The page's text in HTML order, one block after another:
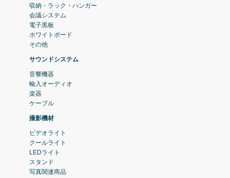
収納・ラック・ハンガー
会議システム
電子黒板
ホワイトボード
その他
サウンドシステム
音響機器
輸入オーディオ
楽器
ケーブル
撮影機材
ビデオライト
クールライト
LEDライト
スタンド
写真関連商品